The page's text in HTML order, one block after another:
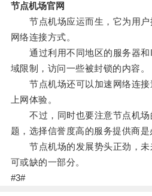
节点机场官网
节点机场应运而生，它为用户
网络连接方式。
通过利用不同地区的服务器和
域限制，访问一些被封锁的内容。
节点机场还可以加速网络连接
上网体验。
不过，同时也要注意节点机场
题，选择信誉度高的服务提供商是
节点机场的发展势头正劲，未
可或缺的一部分。
#3#